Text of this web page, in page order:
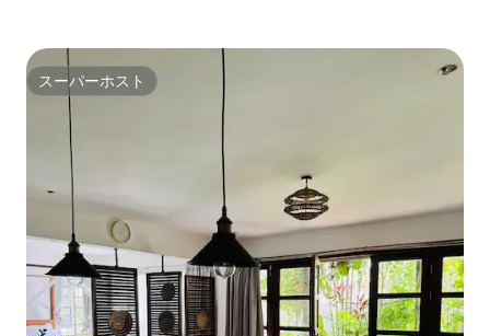
スーパーホスト
スーパーホスト